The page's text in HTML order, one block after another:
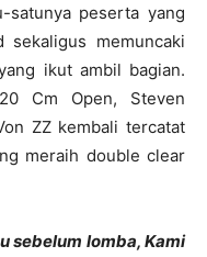
satunya peserta yang
memuncaki
ikut ambil bagian.
Cm Open, Steven
ZZ kembali tercatat
meraih double clear
sebelum lomba, Kami